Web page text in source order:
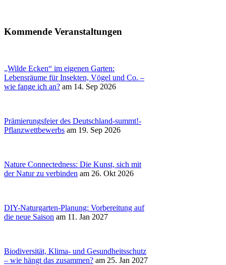
Kommende Veranstaltungen
„Wilde Ecken“ im eigenen Garten:
Lebensräume für Insekten, Vögel und Co. –
wie fange ich an? am 14. Sep 2026
Prämierungsfeier des Deutschland-summt!-
Pflanzwettbewerbs am 19. Sep 2026
Nature Connectedness: Die Kunst, sich mit
der Natur zu verbinden am 26. Okt 2026
DIY-Naturgarten-Planung: Vorbereitung auf
die neue Saison am 11. Jan 2027
Biodiversität, Klima- und Gesundheitsschutz
– wie hängt das zusammen? am 25. Jan 2027